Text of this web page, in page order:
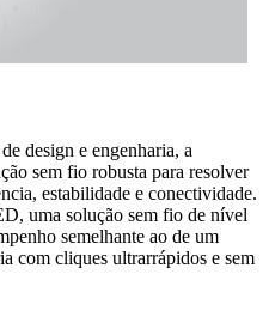
design e engenharia, a
sem fio robusta para resolver
estabilidade e conectividade.
uma solução sem fio de nível
semelhante ao de um
com cliques ultrarrápidos e sem